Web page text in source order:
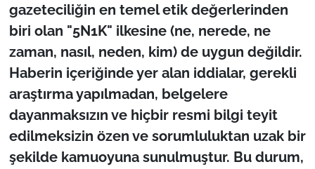
gazeteciliğin en temel etik değerlerinden
biri olan "5N1K" ilkesine (ne, nerede, ne
zaman, nasıl, neden, kim) de uygun değildir.
Haberin içeriğinde yer alan iddialar, gerekli
araştırma yapılmadan, belgelere
dayanmaksızın ve hiçbir resmi bilgi teyit
edilmeksizin özen ve sorumluluktan uzak bir
şekilde kamuoyuna sunulmuştur. Bu durum,